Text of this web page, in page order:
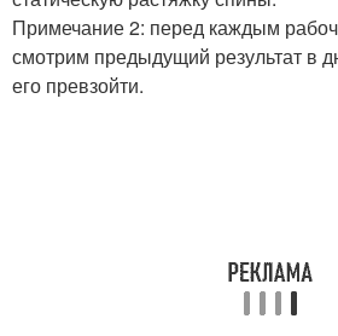
Примечание 2: перед каждым
смотрим предыдущий результат в
его превзойти.